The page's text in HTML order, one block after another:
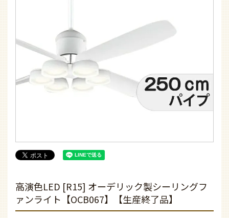
高演色LED [R15] オーデリック製シーリングフ
ァンライト【OCB067】【生産終了品】